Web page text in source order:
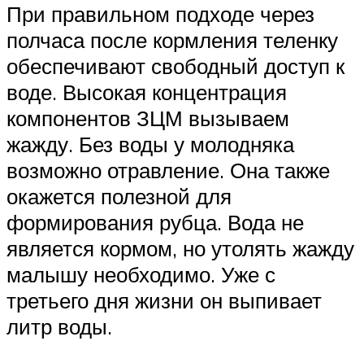
При правильном подходе через
полчаса после кормления теленку
обеспечивают свободный доступ к
воде. Высокая концентрация
компонентов ЗЦМ вызываем
жажду. Без воды у молодняка
возможно отравление. Она также
окажется полезной для
формирования рубца. Вода не
является кормом, но утолять жажду
малышу необходимо. Уже с
третьего дня жизни он выпивает
литр воды.